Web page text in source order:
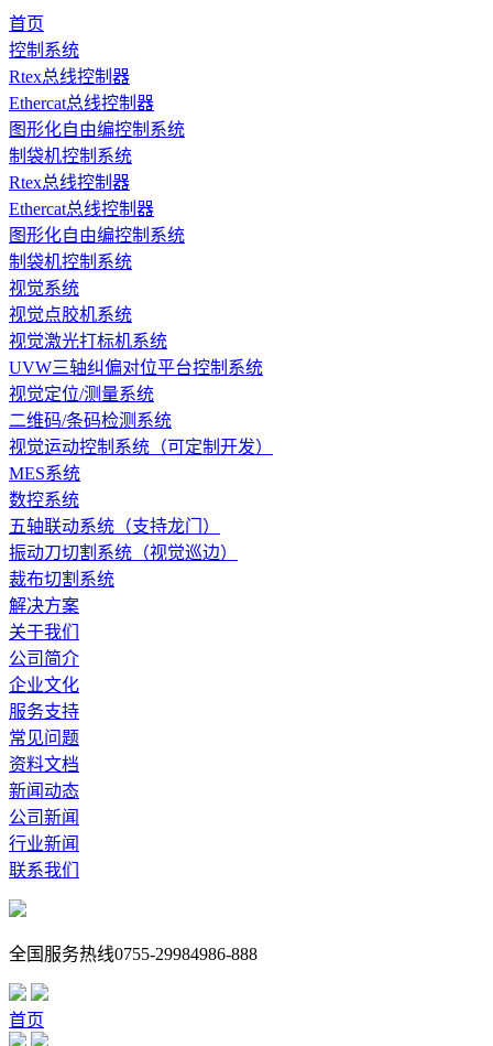
首页
控制系统
Rtex总线控制器
Ethercat总线控制器
图形化自由编控制系统
制袋机控制系统
Rtex总线控制器
Ethercat总线控制器
图形化自由编控制系统
制袋机控制系统
视觉系统
视觉点胶机系统
视觉激光打标机系统
UVW三轴纠偏对位平台控制系统
视觉定位/测量系统
二维码/条码检测系统
视觉运动控制系统（可定制开发）
MES系统
数控系统
五轴联动系统（支持龙门）
振动刀切割系统（视觉巡边）
裁布切割系统
解决方案
关于我们
公司简介
企业文化
服务支持
常见问题
资料文档
新闻动态
公司新闻
行业新闻
联系我们
全国服务热线0755-29984986-888
首页